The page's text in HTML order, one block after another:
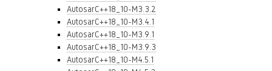
AutosarC++18_10-M3.3.2
AutosarC++18_10-M3.4.1
AutosarC++18_10-M3.9.1
AutosarC++18_10-M3.9.3
AutosarC++18_10-M4.5.1